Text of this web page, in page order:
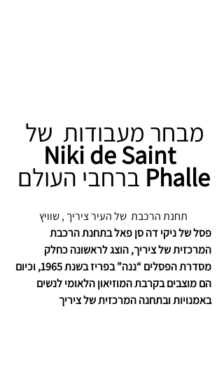
מבחר מעבודות  של
Niki de Saint
Phalle ברחבי העולם
תחנת הרכבת  של העיר ציריך , שוויץ
פסל של ניקי דה סן פאל בתחנת הרכבת
המרכזית של ציריך, הוצג לראשונה כחלק
מסדרת הפסלים “ננה” בפריז בשנת 1965, וכיום
הם מוצבים בקרבת המוזיאון הלאומי לנשים
באמנויות ובתחנה המרכזית של ציריך